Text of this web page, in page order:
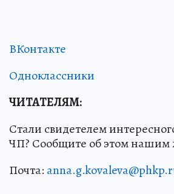
ВКонтакте
Одноклассники
ЧИТАТЕЛЯМ:
Стали свидетелем
ЧП? Сообщите об этом нашим
Почта: